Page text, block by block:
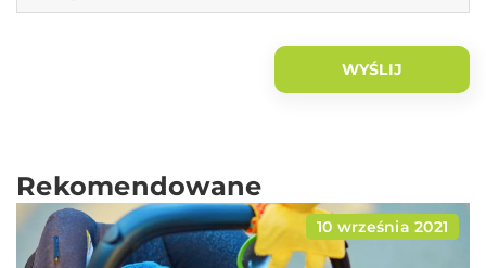
Rekomendowane
10 września 2021